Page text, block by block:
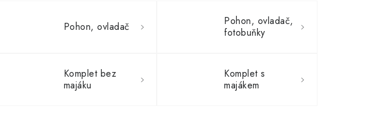
Pohon, ovladač
Pohon, ovladač,
fotobuňky
Komplet bez
majáku
Komplet s
majákem